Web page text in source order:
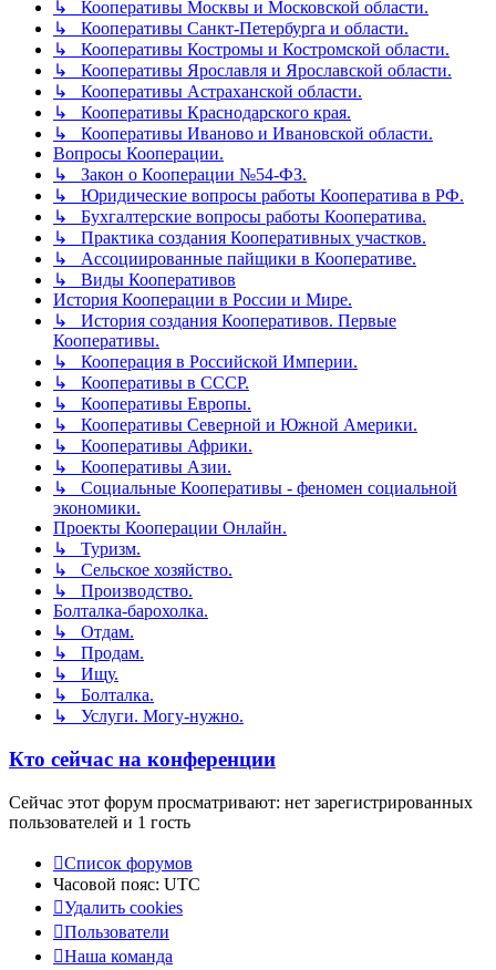
↳ Кооперативы Москвы и Московской области.
↳ Кооперативы Санкт-Петербурга и области.
↳ Кооперативы Костромы и Костромской области.
↳ Кооперативы Ярославля и Ярославской области.
↳ Кооперативы Астраханской области.
↳ Кооперативы Краснодарского края.
↳ Кооперативы Иваново и Ивановской области.
Вопросы Кооперации.
↳ Закон о Кооперации №54-ФЗ.
↳ Юридические вопросы работы Кооператива в РФ.
↳ Бухгалтерские вопросы работы Кооператива.
↳ Практика создания Кооперативных участков.
↳ Ассоциированные пайщики в Кооперативе.
↳ Виды Кооперативов
История Кооперации в России и Мире.
↳ История создания Кооперативов. Первые
Кооперативы.
↳ Кооперация в Российской Империи.
↳ Кооперативы в СССР.
↳ Кооперативы Европы.
↳ Кооперативы Северной и Южной Америки.
↳ Кооперативы Африки.
↳ Кооперативы Азии.
↳ Социальные Кооперативы - феномен социальной
экономики.
Проекты Кооперации Онлайн.
↳ Туризм.
↳ Сельское хозяйство.
↳ Производство.
Болталка-барохолка.
↳ Отдам.
↳ Продам.
↳ Ищу.
↳ Болталка.
↳ Услуги. Могу-нужно.
Кто сейчас на конференции
Сейчас этот форум просматривают: нет зарегистрированных
пользователей и 1 гость
Список форумов
Часовой пояс: UTC
Удалить cookies
Пользователи
Наша команда